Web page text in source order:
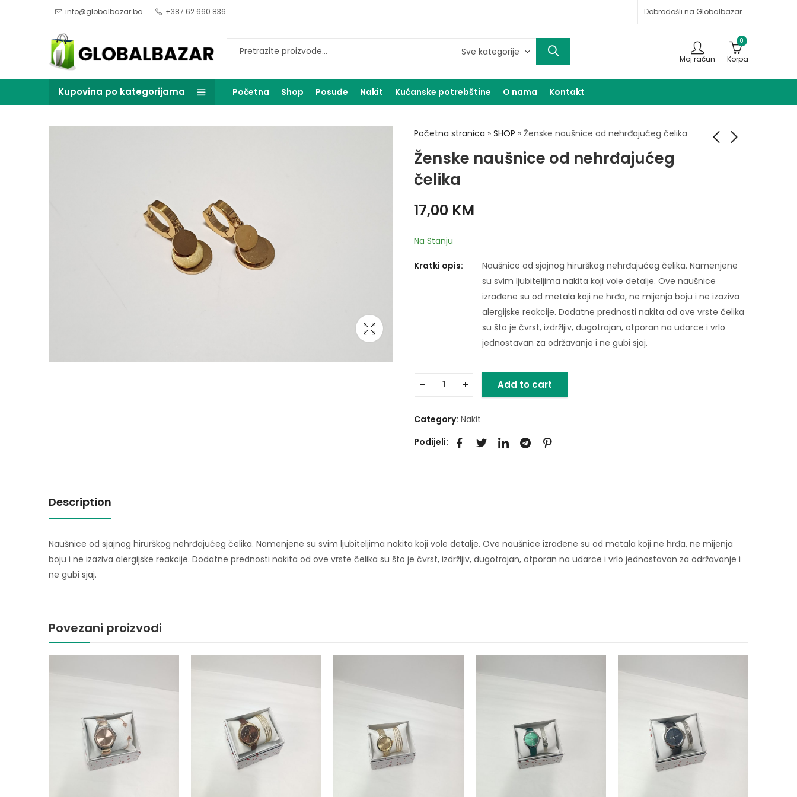
info@globalbazar.ba +387 62 660 836 Dobrodošli na Globalbazar
Moj račun
0
Korpa
Kupovina po kategorijama Početna Shop Posuđe Nakit Kućanske potrebštine O nama Kontakt
Početna stranica » SHOP » Ženske naušnice od nehrđajućeg čelika
Ženske naušnice od nehrđajućeg
čelika
17,00 KM
Na Stanju
Kratki opis:
Naušnice od sjajnog hirurškog nehrđajućeg čelika. Namenjene
su svim ljubiteljima nakita koji vole detalje. Ove naušnice
izrađene su od metala koji ne hrđa, ne mijenja boju i ne izaziva
alergijske reakcije. Dodatne prednosti nakita od ove vrste čelika
su što je čvrst, izdržljiv, dugotrajan, otporan na udarce i vrlo
jednostavan za održavanje i ne gubi sjaj.
Add to cart
Category: Nakit
Podijeli:
Description
Naušnice od sjajnog hirurškog nehrđajućeg čelika. Namenjene su svim ljubiteljima nakita koji vole detalje. Ove naušnice izrađene su od metala koji ne hrđa, ne mijenja
boju i ne izaziva alergijske reakcije. Dodatne prednosti nakita od ove vrste čelika su što je čvrst, izdržljiv, dugotrajan, otporan na udarce i vrlo jednostavan za održavanje i
ne gubi sjaj.
Povezani proizvodi